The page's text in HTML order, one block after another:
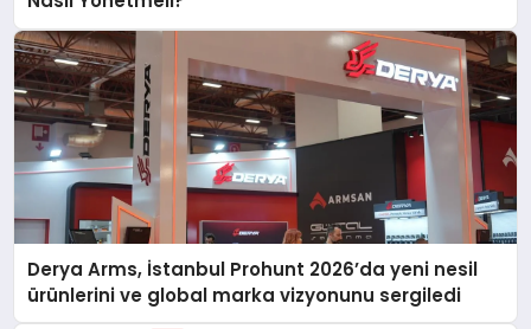
Derya Arms, İstanbul Prohunt 2026’da yeni nesil
ürünlerini ve global marka vizyonunu sergiledi